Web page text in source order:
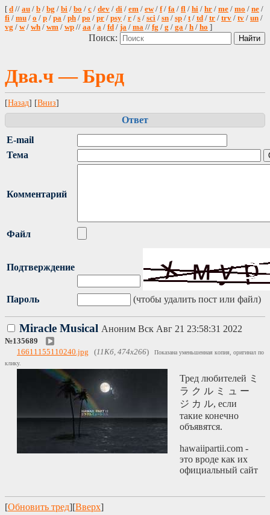
[ d // au / b / bg / bi / bo / c / dev / di / em / ew/ f/ fa / fl / hi / hr / me / mo / ne /
fi / mu / o / p / pa / ph / po / pr / psy / r / s / sci / sn / sp / t/ td / tr / trv / tv / un /
vg / w/ wh / wm / wp // aa / a / fd / ja / ma // fg / g / ga / h / ho ]
Поиск:
Два.ч — Бред
[Назад] [Вниз]
Ответ
E-mail
Тема
Комментарий
Файл
Подтверждение
Пароль (чтобы удалить пост или файл)
Miracle Musical Аноним Вск Авг 21 23:58:31 2022
№135689
16611155110240.jpg (11Кб, 474x266)
Показана уменьшенная копия, оригинал по
клику.
Тред любителей ミ
ラ ク ル ミ ュ ー
ジ カ ル, если
такие конечно
объявятся.
hawaiipartii.com -
это вроде как их
официальный сайт
[Обновить тред][Вверх]